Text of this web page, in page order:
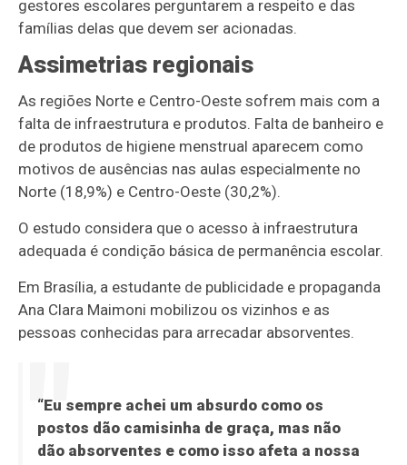
gestores escolares perguntarem a respeito e das
famílias delas que devem ser acionadas.
Assimetrias regionais
As regiões Norte e Centro-Oeste sofrem mais com a
falta de infraestrutura e produtos. Falta de banheiro e
de produtos de higiene menstrual aparecem como
motivos de ausências nas aulas especialmente no
Norte (18,9%) e Centro-Oeste (30,2%).
O estudo considera que o acesso à infraestrutura
adequada é condição básica de permanência escolar.
Em Brasília, a estudante de publicidade e propaganda
Ana Clara Maimoni mobilizou os vizinhos e as
pessoas conhecidas para arrecadar absorventes.
“Eu sempre achei um absurdo como os
postos dão camisinha de graça, mas não
dão absorventes e como isso afeta a nossa